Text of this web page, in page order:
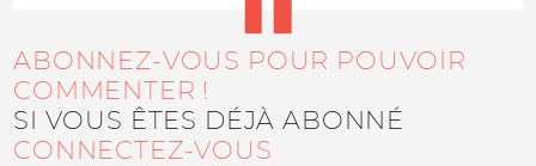
ABONNEZ-VOUS POUR POUVOIR
COMMENTER !
SI VOUS ÊTES DÉJÀ ABONNÉ
CONNECTEZ-VOUS